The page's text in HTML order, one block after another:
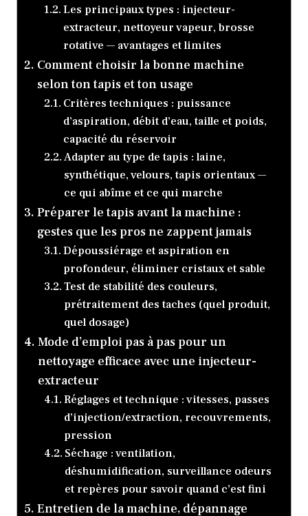
Les principaux types : injecteur-
extracteur, nettoyeur vapeur, brosse
rotative — avantages et limites
Comment choisir la bonne machine
selon ton tapis et ton usage
Critères techniques : puissance
d’aspiration, débit d’eau, taille et poids,
capacité du réservoir
Adapter au type de tapis : laine,
synthétique, velours, tapis orientaux —
ce qui abîme et ce qui marche
Préparer le tapis avant la machine :
gestes que les pros ne zappent jamais
Dépoussiérage et aspiration en
profondeur, éliminer cristaux et sable
Test de stabilité des couleurs,
prétraitement des taches (quel produit,
quel dosage)
Mode d’emploi pas à pas pour un
nettoyage efficace avec une injecteur-
extracteur
Réglages et technique : vitesses, passes
d’injection/extraction, recouvrements,
pression
Séchage : ventilation,
déshumidification, surveillance odeurs
et repères pour savoir quand c’est fini
Entretien de la machine, dépannage